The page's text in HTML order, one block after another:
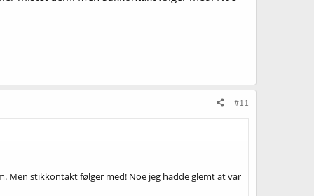
#11
Men stikkontakt følger med! Noe jeg hadde glemt at var